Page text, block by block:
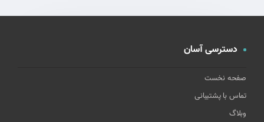
دسترسی آسان
صفحه نخست
تماس با پشتیبانی
وبلاگ